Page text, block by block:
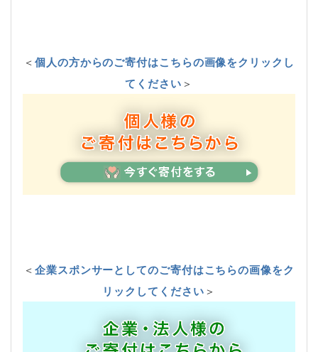
＜個人の方からのご寄付はこちらの画像をクリックし
てください＞
＜企業スポンサーとしてのご寄付はこちらの画像をク
リックしてください＞